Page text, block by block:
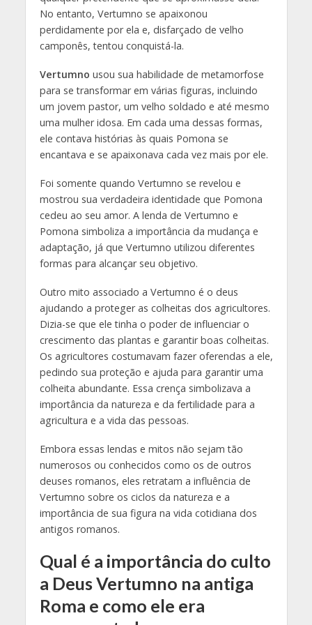
No entanto, Vertumno se apaixonou
perdidamente por ela e, disfarçado de velho
camponês, tentou conquistá-la.
Vertumno usou sua habilidade de metamorfose
para se transformar em várias figuras, incluindo
um jovem pastor, um velho soldado e até mesmo
uma mulher idosa. Em cada uma dessas formas,
ele contava histórias às quais Pomona se
encantava e se apaixonava cada vez mais por ele.
Foi somente quando Vertumno se revelou e
mostrou sua verdadeira identidade que Pomona
cedeu ao seu amor. A lenda de Vertumno e
Pomona simboliza a importância da mudança e
adaptação, já que Vertumno utilizou diferentes
formas para alcançar seu objetivo.
Outro mito associado a Vertumno é o deus
ajudando a proteger as colheitas dos agricultores.
Dizia-se que ele tinha o poder de influenciar o
crescimento das plantas e garantir boas colheitas.
Os agricultores costumavam fazer oferendas a ele,
pedindo sua proteção e ajuda para garantir uma
colheita abundante. Essa crença simbolizava a
importância da natureza e da fertilidade para a
agricultura e a vida das pessoas.
Embora essas lendas e mitos não sejam tão
numerosos ou conhecidos como os de outros
deuses romanos, eles retratam a influência de
Vertumno sobre os ciclos da natureza e a
importância de sua figura na vida cotidiana dos
antigos romanos.
Qual é a importância do culto
a Deus Vertumno na antiga
Roma e como ele era